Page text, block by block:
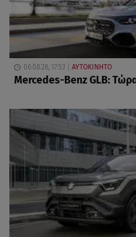
06.08.26, 17:53 ΑΥΤΟΚΙΝΗΤΟ
Mercedes-Benz GLB: